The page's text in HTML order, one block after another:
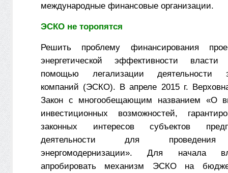
международные финансовые организации.
ЭСКО не торопятся
Решить проблему финансирования
энергетической эффективности
помощью легализации деятельности
компаний (ЭСКО). В апреле 2015 г.
Закон с многообещающим названием «О
инвестиционных возможностей,
законных интересов субъектов
деятельности для проведения
энергомодернизации». Для начала
апробировать механизм ЭСКО на